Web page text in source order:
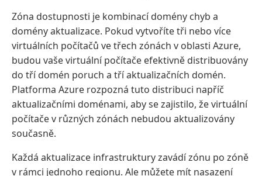
Zóna dostupnosti je kombinací domény chyb a
domény aktualizace. Pokud vytvoříte tři nebo více
virtuálních počítačů ve třech zónách v oblasti Azure,
budou vaše virtuální počítače efektivně distribuovány
do tří domén poruch a tří aktualizačních domén.
Platforma Azure rozpozná tuto distribuci napříč
aktualizačními doménami, aby se zajistilo, že virtuální
počítače v různých zónách nebudou aktualizovány
současně.
Každá aktualizace infrastruktury zavádí zónu po zóně
v rámci jednoho regionu. Ale můžete mít nasazení